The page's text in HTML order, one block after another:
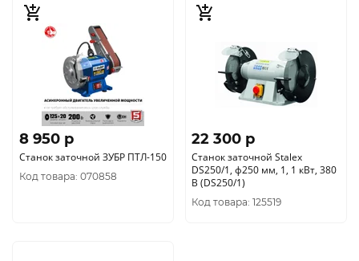
8 950 p
Станок заточной ЗУБР ПТЛ-150
Код товара: 070858
22 300 p
Станок заточной Stalex
DS250/1, ф250 мм, 1, 1 кВт, 380
В (DS250/1)
Код товара: 125519